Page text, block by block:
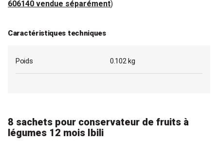
606140 vendue séparément)
Caractéristiques techniques
Poids 0.102 kg
8 sachets pour conservateur de fruits à
légumes 12 mois Ibili